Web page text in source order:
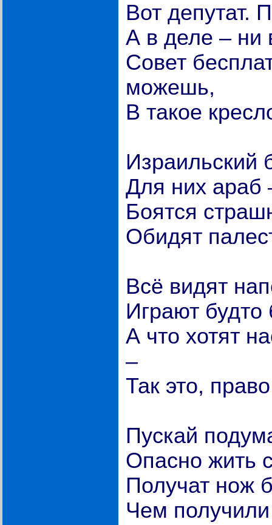
Вот депутат.
А в деле – ни
Совет
можешь,
В такое
Израильский
Для них араб
Боятся
Обидят
Всё видят
Играют будто
А что хотят
–
Так это,
Пускай
Опасно жить
Получат нож
Чем